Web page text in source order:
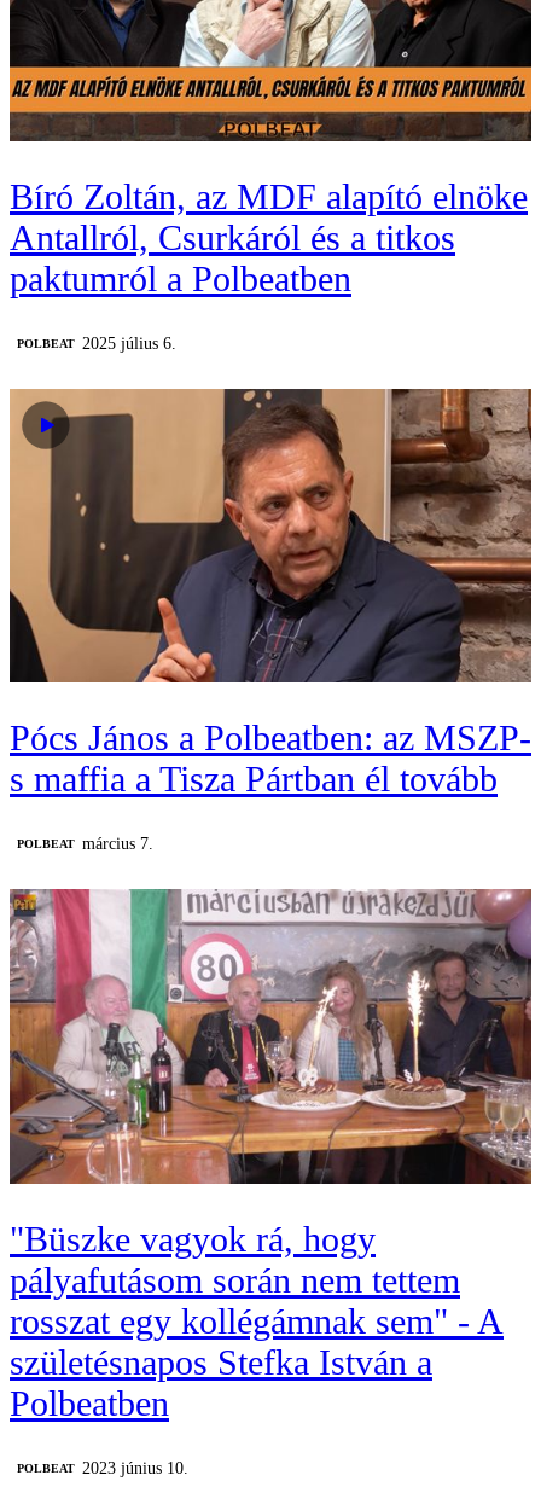
Bíró Zoltán, az MDF alapító elnöke
Antallról, Csurkáról és a titkos
paktumról a Polbeatben
‎POLBEAT 2025 július 6.
Pócs János a Polbeatben: az MSZP-
s maffia a Tisza Pártban él tovább
‎POLBEAT március 7.
"Büszke vagyok rá, hogy
pályafutásom során nem tettem
rosszat egy kollégámnak sem" - A
születésnapos Stefka István a
Polbeatben
‎POLBEAT
2023 június 10.